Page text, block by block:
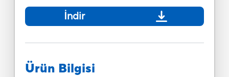
İndir
Ürün Bilgisi